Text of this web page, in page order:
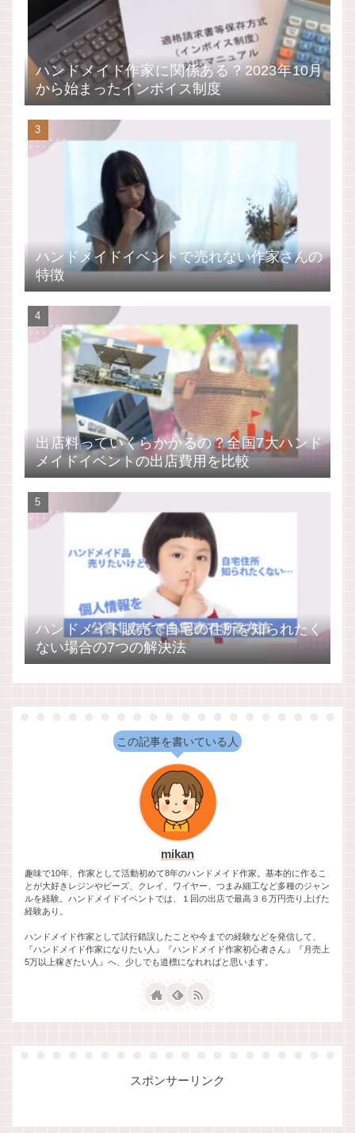
ハンドメイド作家に関係ある？2023年10月
から始まったインボイス制度
ハンドメイドイベントで売れない作家さんの
特徴
出店料っていくらかかるの？全国7大ハンド
メイドイベントの出店費用を比較
ハンドメイド販売で自宅の住所を知られたく
ない場合の7つの解決法
この記事を書いている人
mikan
趣味で10年、作家として活動初めて8年のハンドメイド作家。基本的に作るこ
とが大好きレジンやビーズ、クレイ、ワイヤー、つまみ細工など多種のジャン
ルを経験。ハンドメイドイベントでは、１回の出店で最高３６万円売り上げた
経験あり。
ハンドメイド作家として試行錯誤したことや今までの経験などを発信して、
『ハンドメイド作家になりたい人』『ハンドメイド作家初心者さん』『月売上
5万以上稼ぎたい人』へ、少しでも道標になれればと思います。
スポンサーリンク